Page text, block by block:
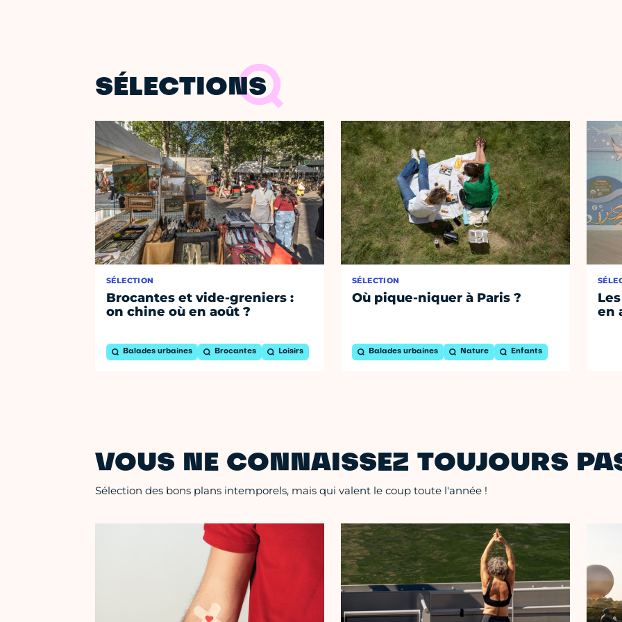
SÉLECTIONS
SÉLECTION
Brocantes et vide-greniers :
on chine où en août ?
Balades urbaines Brocantes Loisirs
SÉLECTION
Où pique-niquer à Paris ?
Balades urbaines Nature Enfants
en
VOUS NE CONNAISSEZ TOUJOURS
Sélection des bons plans intemporels, mais qui valent le coup toute l'année !